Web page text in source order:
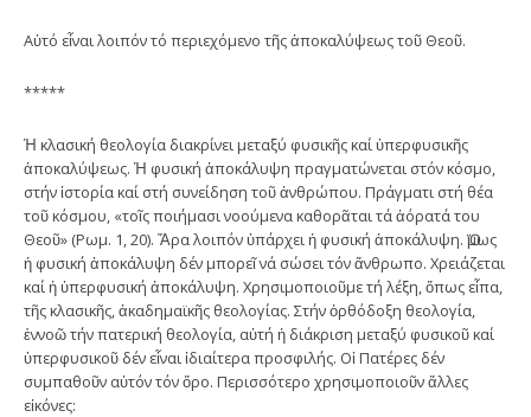
Αὐτό εἶναι λοιπόν τό περιεχόμενο τῆς ἀποκαλύψεως τοῦ Θεοῦ.
*****
Ἡ κλασική θεολογία διακρίνει μεταξύ φυσικῆς καί ὑπερφυσικῆς
ἀποκαλύψεως. Ἡ φυσική ἀποκάλυψη πραγματώνεται στόν κόσμο,
στήν ἱστορία καί στή συνείδηση τοῦ ἀνθρώπου. Πράγματι στή θέα
τοῦ κόσμου, «τοῖς ποιήμασι νοούμενα καθορᾶται τά ἀόρατά του
Θεοῦ» (Ρωμ. 1, 20). Ἄρα λοιπόν ὑπάρχει ἡ φυσική ἀποκάλυψη. Ὅμως
ἡ φυσική ἀποκάλυψη δέν μπορεῖ νά σώσει τόν ἄνθρωπο. Χρειάζεται
καί ἡ ὑπερφυσική ἀποκάλυψη. Χρησιμοποιοῦμε τή λέξη, ὅπως εἶπα,
τῆς κλασικῆς, ἀκαδημαϊκῆς θεολογίας. Στήν ὀρθόδοξη θεολογία,
ἐννοῶ τήν πατερική θεολογία, αὐτή ἡ διάκριση μεταξύ φυσικοῦ καί
ὑπερφυσικοῦ δέν εἶναι ἰδιαίτερα προσφιλής. Οἱ Πατέρες δέν
συμπαθοῦν αὐτόν τόν ὅρο. Περισσότερο χρησιμοποιοῦν ἄλλες
εἰκόνες: